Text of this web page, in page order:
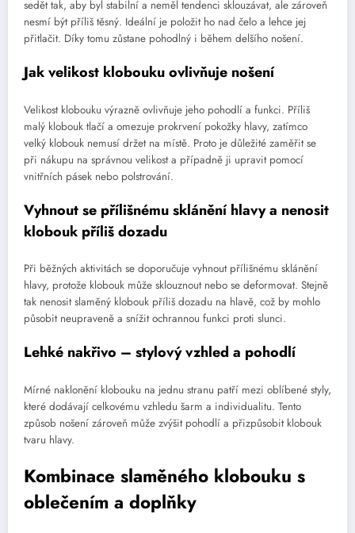
sedět tak, aby byl stabilní a neměl tendenci sklouzávat, ale zároveň
nesmí být příliš těsný. Ideální je položit ho nad čelo a lehce jej
přitlačit. Díky tomu zůstane pohodlný i během delšího nošení.
Jak velikost klobouku ovlivňuje nošení
Velikost klobouku výrazně ovlivňuje jeho pohodlí a funkci. Příliš
malý klobouk tlačí a omezuje prokrvení pokožky hlavy, zatímco
velký klobouk nemusí držet na místě. Proto je důležité zaměřit se
při nákupu na správnou velikost a případně ji upravit pomocí
vnitřních pásek nebo polstrování.
Vyhnout se přílišnému sklánění hlavy a nenosit
klobouk příliš dozadu
Při běžných aktivitách se doporučuje vyhnout přílišnému sklánění
hlavy, protože klobouk může sklouznout nebo se deformovat. Stejně
tak nenosit slaměný klobouk příliš dozadu na hlavě, což by mohlo
působit neupraveně a snížit ochrannou funkci proti slunci.
Lehké nakřivo – stylový vzhled a pohodlí
Mírné naklonění klobouku na jednu stranu patří mezi oblíbené styly,
které dodávají celkovému vzhledu šarm a individualitu. Tento
způsob nošení zároveň může zvýšit pohodlí a přizpůsobit klobouk
tvaru hlavy.
Kombinace slaměného klobouku s
oblečením a doplňky